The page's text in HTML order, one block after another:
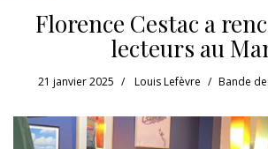
Florence Cestac a
lecteurs au
21 janvier 2025 Louis Lefèvre Bande